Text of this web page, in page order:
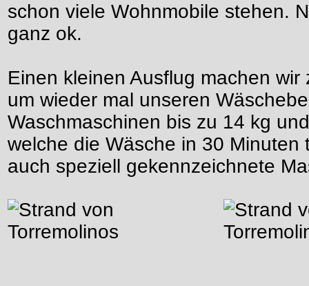
schon viele Wohnmobile stehen.
ganz ok.
Einen kleinen Ausflug machen
um wieder mal unseren
Waschmaschinen bis zu 14 kg
welche die Wäsche in 30
auch speziell gekennzeichnete